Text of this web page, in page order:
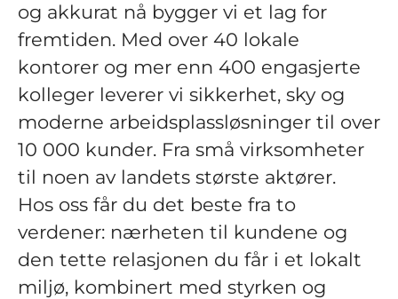
og akkurat nå bygger vi et lag for
fremtiden. Med over 40 lokale
kontorer og mer enn 400 engasjerte
kolleger leverer vi sikkerhet, sky og
moderne arbeidsplassløsninger til over
10 000 kunder. Fra små virksomheter
til noen av landets største aktører.
Hos oss får du det beste fra to
verdener: nærheten til kundene og
den tette relasjonen du får i et lokalt
miljø, kombinert med styrken og